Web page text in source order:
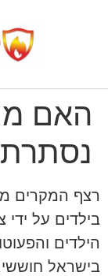
האם
נסתרת
רצף המקרים
בילדים על ידי
הילדים
בישראל